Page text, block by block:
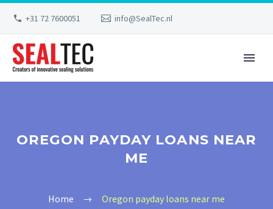
+31 72 7600051 info@SealTec.nl
OREGON PAYDAY LOANS NEAR
ME
Home Oregon payday loans near me